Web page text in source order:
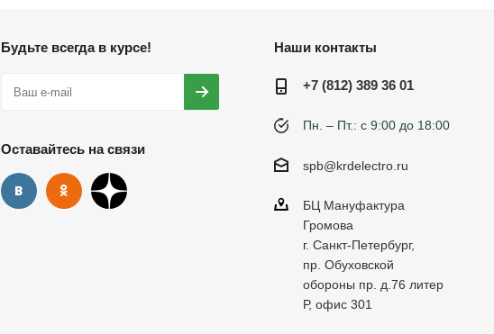
Будьте всегда в курсе!
Оставайтесь на связи
Наши контакты
+7 (812) 389 36 01
Пн. – Пт.: с 9:00 до 18:00
spb@krdelectro.ru
БЦ Мануфактура
Громова
г. Санкт-Петербург,
пр. Обуховской
обороны пр. д.76 литер
Р, офис 301